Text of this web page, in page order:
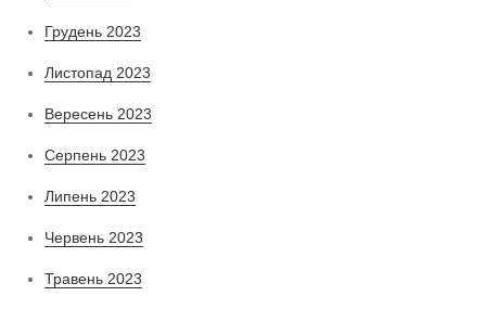
Грудень 2023
Листопад 2023
Вересень 2023
Серпень 2023
Липень 2023
Червень 2023
Травень 2023